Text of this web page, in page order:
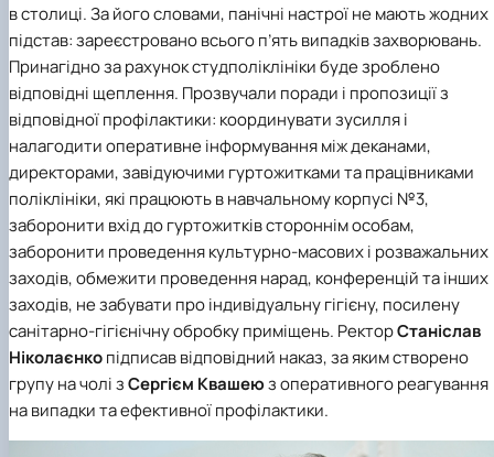
в столиці. За його словами, панічні настрої не мають жодних
підстав: зареєстровано всього п’ять випадків захворювань.
Принагідно за рахунок студполіклініки буде зроблено
відповідні щеплення. Прозвучали поради і пропозиції з
відповідної профілактики: координувати зусилля і
налагодити оперативне інформування між деканами,
директорами, завідуючими гуртожитками та працівниками
поліклініки, які працюють в навчальному корпусі №3,
заборонити вхід до гуртожитків стороннім особам,
заборонити проведення культурно-масових і розважальних
заходів, обмежити проведення нарад, конференцій та інших
заходів, не забувати про індивідуальну гігієну, посилену
санітарно-гігієнічну обробку приміщень. РекторСтаніслав
Ніколаєнкопідписав відповідний наказ, за яким створено
групу на чолі зСергієм Квашеюз оперативного реагування
на випадки та ефективної профілактики.